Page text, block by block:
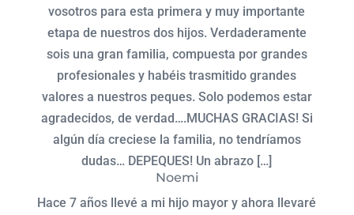
vosotros para esta primera y muy importante
etapa de nuestros dos hijos. Verdaderamente
sois una gran familia, compuesta por grandes
profesionales y habéis trasmitido grandes
valores a nuestros peques. Solo podemos estar
agradecidos, de verdad….MUCHAS GRACIAS! Si
algún día creciese la familia, no tendríamos
dudas… DEPEQUES! Un abrazo […]
Noemi
Hace 7 años llevé a mi hijo mayor y ahora llevaré